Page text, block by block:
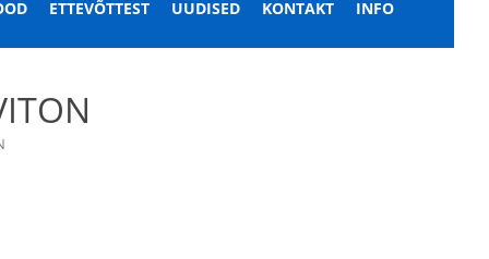
ETTEVÕTTEST UUDISED KONTAKT INFO